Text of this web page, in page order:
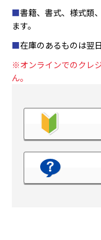
■書籍、書式、様式類
ます。
■在庫のあるものは翌
※オンラインでのクレ
ん。